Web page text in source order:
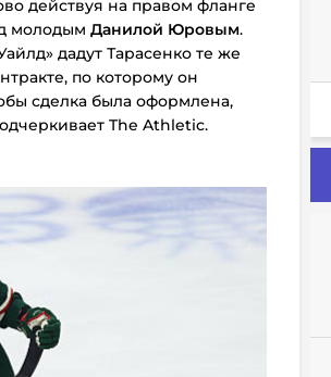
действуя на правом фланге
молодым Данилой Юровым.
дадут Тарасенко те же
по которому он
сделка была оформлена,
The Athletic.